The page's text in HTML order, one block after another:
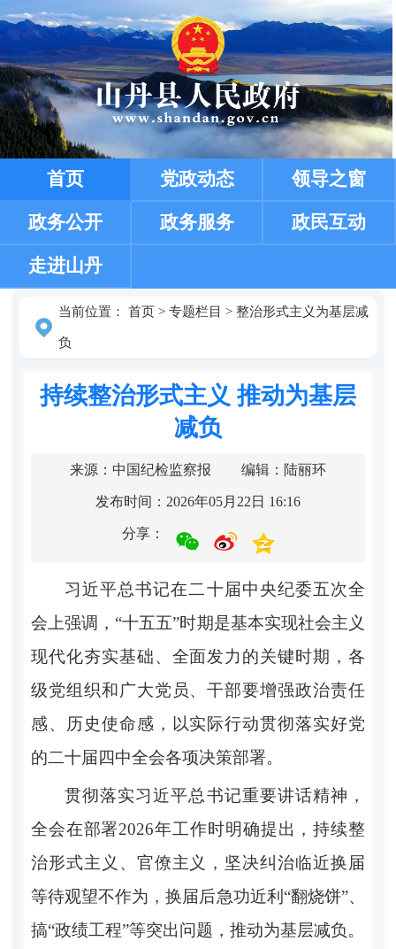
首页 党政动态 领导之窗
政务公开 政务服务 政民互动
走进山丹
当前位置： 首页> 专题栏目 > 整治形式主义为基层减
负
持续整治形式主义 推动为基层
减负
来源：中国纪检监察报 编辑：陆丽环
发布时间：2026年05月22日 16:16
分享：
习近平总书记在二十届中央纪委五次全
会上强调，“十五五”时期是基本实现社会主义
现代化夯实基础、全面发力的关键时期，各
级党组织和广大党员、干部要增强政治责任
感、历史使命感，以实际行动贯彻落实好党
的二十届四中全会各项决策部署。
贯彻落实习近平总书记重要讲话精神，
全会在部署2026年工作时明确提出，持续整
治形式主义、官僚主义，坚决纠治临近换届
等待观望不作为，换届后急功近利“翻烧饼”、
搞“政绩工程”等突出问题，推动为基层减负。